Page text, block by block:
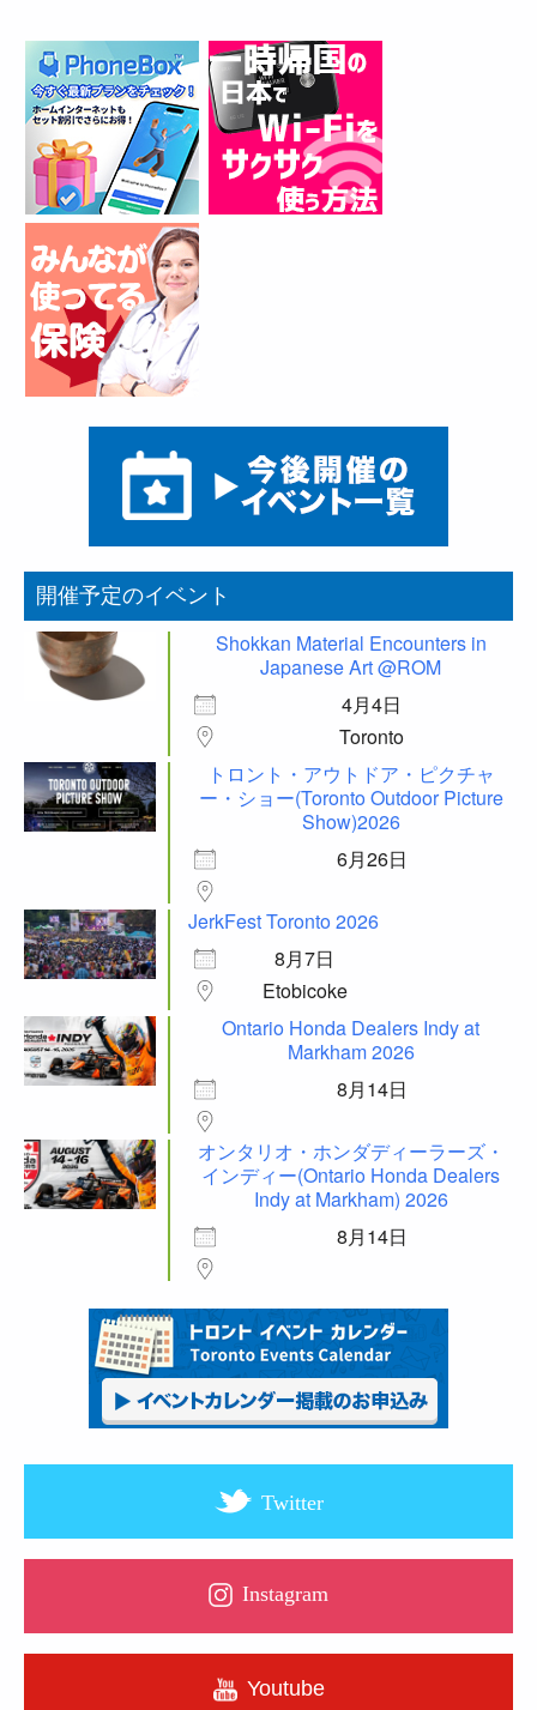
開催予定のイベント
Shokkan Material Encounters in
Japanese Art @ROM
4月4日
Toronto
トロント・アウトドア・ピクチャ
ー・ショー(Toronto Outdoor Picture
Show)2026
6月26日
JerkFest Toronto 2026
8月7日
Etobicoke
Ontario Honda Dealers Indy at
Markham 2026
8月14日
オンタリオ・ホンダディーラーズ・
インディー(Ontario Honda Dealers
Indy at Markham) 2026
8月14日
Twitter
Instagram
Youtube